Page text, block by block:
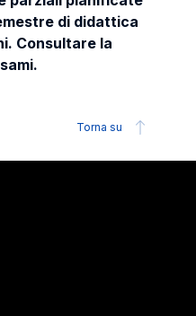
di didattica
Consultare la
Torna su